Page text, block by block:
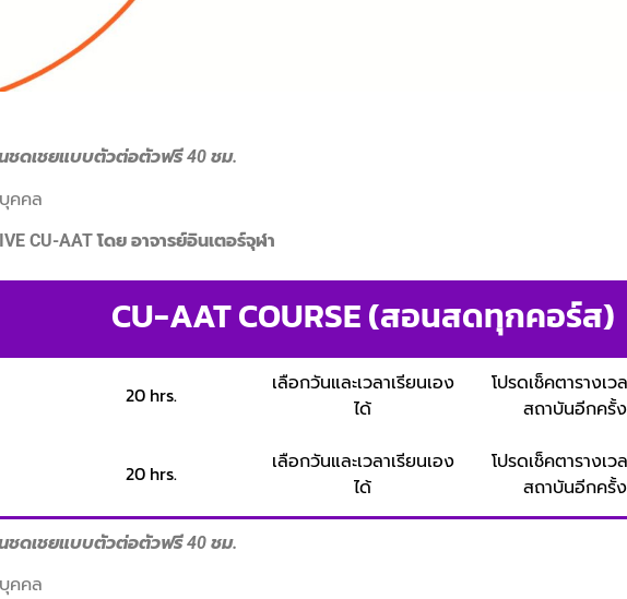
ชดเชยแบบตัวต่อตัวฟรี 40 ชม.
คคล
CU-AAT โดย อาจารย์อินเตอร์จุฬา
CU-AAT COURSE (สอนสดทุกคอร์ส)
20 hrs.
เลือกวันและเวลาเรียนเอง
ได้
โปรดเช็คตารางเว
สถาบันอีกครั้ง
20 hrs.
เลือกวันและเวลาเรียนเอง
ได้
โปรดเช็คตารางเว
สถาบันอีกครั้ง
ชดเชยแบบตัวต่อตัวฟรี 40 ชม.
คคล